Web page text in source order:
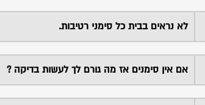
לא נראים בבית כל סימני רטיבות.
אם אין סימנים אז מה גורם לך לעשות בדיקה ?